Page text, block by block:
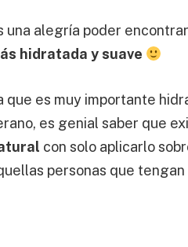
una alegría poder encontrar
hidratada y suave
que es muy importante
es genial saber que
con solo aplicarlo
personas que tengan